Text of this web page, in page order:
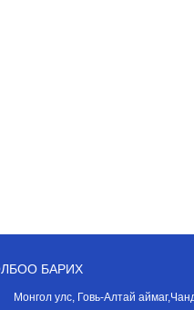
БАРИХ
Монгол улс, Говь-Алтай